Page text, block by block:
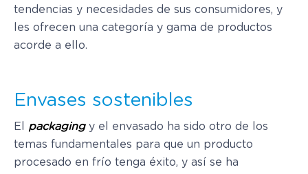
tendencias y necesidades de sus consumidores, y
les ofrecen una categoría y gama de productos
acorde a ello.
Envases sostenibles
El packagingy el envasado ha sido otro de los
temas fundamentales para que un producto
procesado en frío tenga éxito, y así se ha